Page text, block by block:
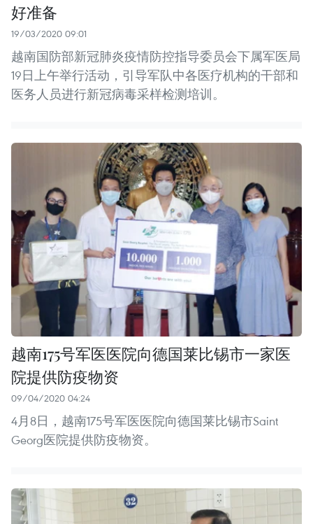
好准备
19/03/2020 09:01
越南国防部新冠肺炎疫情防控指导委员会下属军医局
19日上午举行活动，引导军队中各医疗机构的干部和
医务人员进行新冠病毒采样检测培训。
越南175号军医医院向德国莱比锡市一家医
院提供防疫物资
09/04/2020 04:24
4月8日，越南175号军医医院向德国莱比锡市Saint
Georg医院提供防疫物资。